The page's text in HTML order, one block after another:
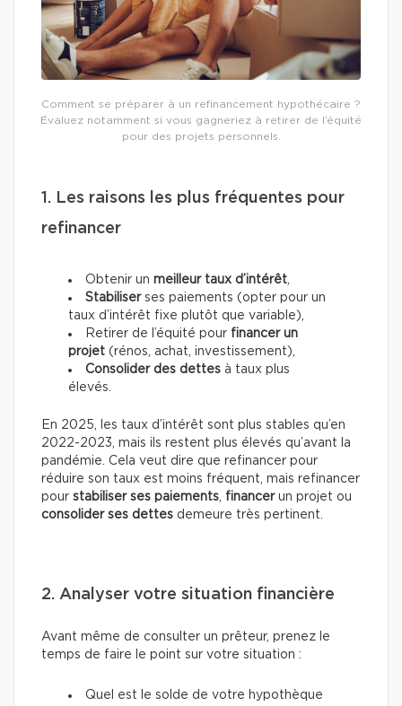
Comment se préparer à un refinancement hypothécaire ?
Évaluez notamment si vous gagneriez à retirer de l’équité
pour des projets personnels.
1. Les raisons les plus fréquentes pour
refinancer
Obtenir un meilleur taux d’intérêt,
Stabiliserses paiements (opter pour un
taux d’intérêt fixe plutôt que variable),
Retirer de l’équité pour financer un
projet (rénos, achat, investissement),
Consolider des dettes à taux plus
élevés.
En 2025, les taux d’intérêt sont plus stables qu’en
2022-2023, mais ils restent plus élevés qu’avant la
pandémie. Cela veut dire que refinancer pour
réduire son taux est moins fréquent, mais refinancer
pour stabiliser ses paiements, financerun projet ou
consolider ses dettes demeure très pertinent.
2. Analyser votre situation financière
Avant même de consulter un prêteur, prenez le
temps de faire le point sur votre situation :
Quel est le solde de votre hypothèque